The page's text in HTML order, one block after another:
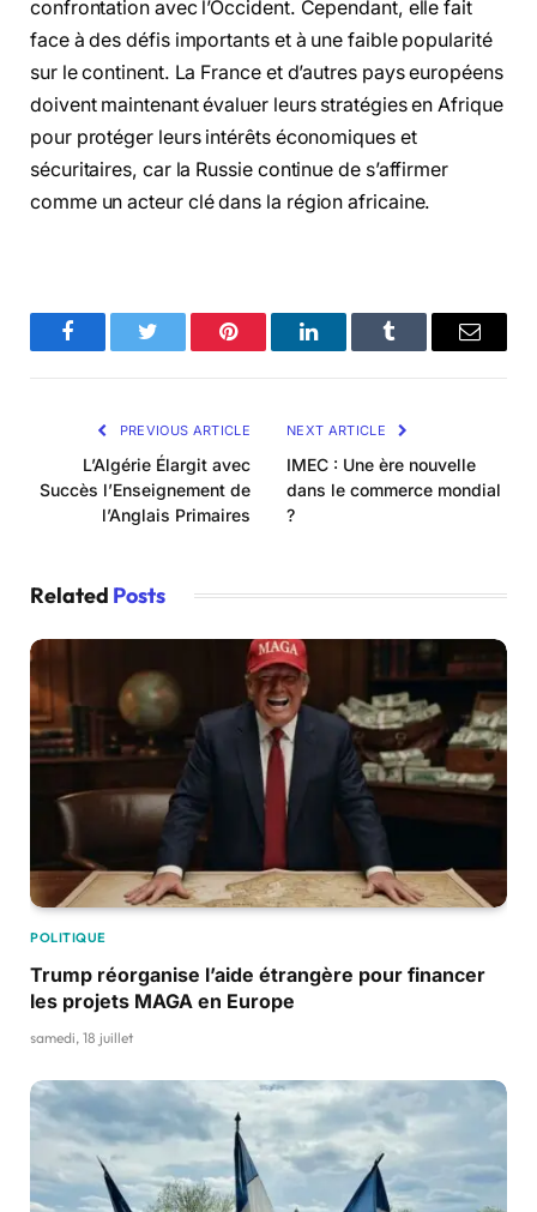
confrontation avec l’Occident. Cependant, elle fait
face à des défis importants et à une faible popularité
sur le continent. La France et d’autres pays européens
doivent maintenant évaluer leurs stratégies en Afrique
pour protéger leurs intérêts économiques et
sécuritaires, car la Russie continue de s’affirmer
comme un acteur clé dans la région africaine.
FacebookTwitter Pinterest LinkedInTumblr Email
PREVIOUS ARTICLE
L’Algérie Élargit avec
Succès l’Enseignement de
l’Anglais Primaires
NEXT ARTICLE
IMEC : Une ère nouvelle
dans le commerce mondial
?
Related Posts
POLITIQUE
Trump réorganise l’aide étrangère pour financer
les projets MAGA en Europe
samedi, 18 juillet